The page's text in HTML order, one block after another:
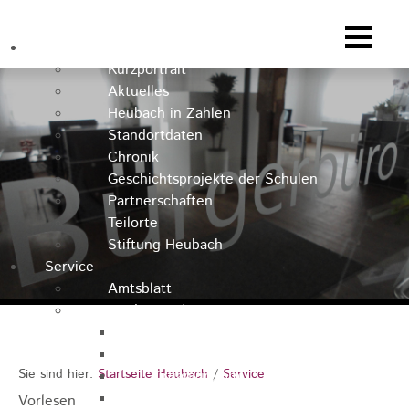
Kurzportrait
Aktuelles
Heubach in Zahlen
Standortdaten
Chronik
Geschichtsprojekte der Schulen
Partnerschaften
Teilorte
Stiftung Heubach
Service
Amtsblatt
Stadtverwaltung
Organigramm
Sie sind hier: Startseite Heubach / Service
Vorlesen